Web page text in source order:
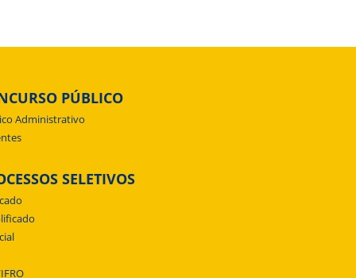
PÚBLICO
Administrativo
SELETIVOS